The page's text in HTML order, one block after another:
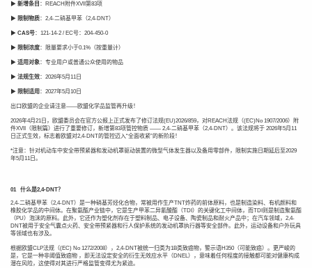
▶ 新增条目 ：REACH附件XVII第83项
▶ 限制物质：2,4-二硝基甲苯（2,4-DNT）
▶ CAS号：121-14-2 / EC号：204-450-0
▶ 限制浓度：限量要求小于0.1%（按重量计）
▶ 适用对象：专业用户或普通公众使用的物品
▶ 法规生效：2026年5月11日
▶ 限制适用 ：2027年5月10日
出口欧盟的企业请注意——欧盟化学品监管再升级！
2026年4月21日，欧盟委员会在官方公报上正式发布了修订法规(EU)2026/859，对REACH法规（(EC)No 1907/2006）附
件XVII（限制篇）进行了重要修订，新增第83项管控物质 —— 2,4-二硝基甲苯（2,4-DNT）。该法规将于 2026年5月11
日正式生效，标志着欧盟对2,4-DNT的管控迈入“全面收紧”的新阶段！
*注意：针对机动车中安全带预紧器和发动机罩驱动装置的微型气体发生器以及备用零部件，限制实施日期延后至2029
年5月11日。
01 什么是2,4-DNT？
2,4-二硝基甲苯（2,4-DNT）是一种硝基芳烃化合物，常被用作生产TNT炸药的前体原料，也是制造染料、有机颜料和
橡胶化学品的中间体。在聚氨酯产业链中，它是生产甲苯二异氰酸酯（TDI）的关键化工中间体，而TDI则是制造聚氨酯
（PU）泡沫的原料。此外，它还作为塑化剂存在于塑料制品、电子设备、陶瓷制品和耐火产品中；在汽车领域，2,4-
DNT被用于安全气囊点火药、安全带预紧器和行人保护系统的发动机罩执行器等安全部件。此外，运动设备和户外玩具
等领域也有涉及。
根据欧盟CLP法规（(EC) No 1272/2008），2,4-DNT被统一归类为1B类致癌物，警示语H350（可能致癌）。更严峻的
是，它是一种非阈值致癌物 ，即无法设定安全的衍生无效应水平（DNEL），意味着任何程度的接触都可能对健康构成
潜在风险，这使得对其进行严格监管变得尤为紧迫。